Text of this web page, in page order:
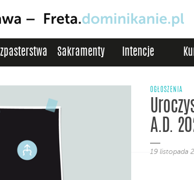
Sakramenty Intencje
OGŁOSZENIA
A.D.
19 listopada